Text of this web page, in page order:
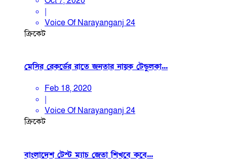
|
Voice Of Narayanganj 24
ক্রিকেট
মেসির রেকর্ডের রাতে জনতার নায়ক টেন্ডুলকা...
Feb 18, 2020
|
Voice Of Narayanganj 24
ক্রিকেট
বাংলাদেশ টেস্ট ম্যাচ জেতা শিখবে কবে...